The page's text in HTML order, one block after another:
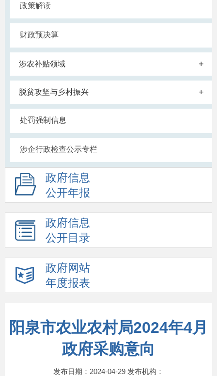
政策解读
财政预决算
涉农补贴领域 +
脱贫攻坚与乡村振兴 +
处罚强制信息
涉企行政检查公示专栏
政府信息
公开年报
政府信息
公开目录
政府网站
年度报表
阳泉市农业农村局2024年4月
政府采购意向
发布日期：2024-04-29 发布机构：